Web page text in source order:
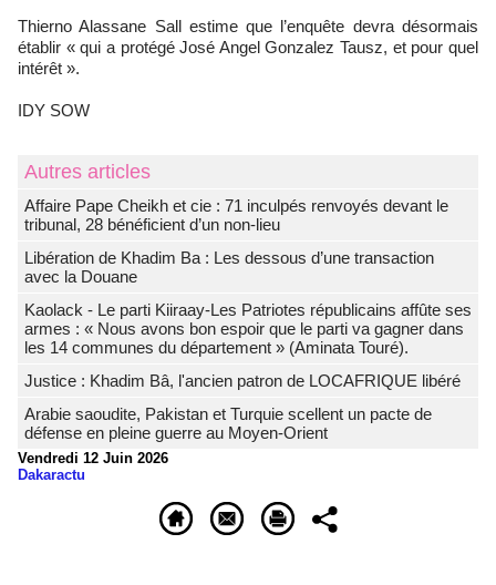
Thierno Alassane Sall estime que l’enquête devra désormais
établir « qui a protégé José Angel Gonzalez Tausz, et pour quel
intérêt ».
IDY SOW
Autres articles
Affaire Pape Cheikh et cie : 71 inculpés renvoyés devant le
tribunal, 28 bénéficient d’un non-lieu
Libération de Khadim Ba : Les dessous d’une transaction
avec la Douane
Kaolack - Le parti Kiiraay-Les Patriotes républicains affûte ses
armes : « Nous avons bon espoir que le parti va gagner dans
les 14 communes du département » (Aminata Touré).
Justice : Khadim Bâ, l'ancien patron de LOCAFRIQUE libéré
Arabie saoudite, Pakistan et Turquie scellent un pacte de
défense en pleine guerre au Moyen-Orient
Vendredi 12 Juin 2026
Dakaractu